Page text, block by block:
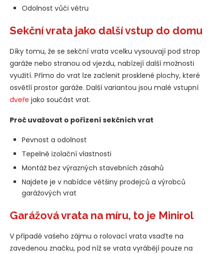
Odolnost vůči větru
Sekční vrata jako další vstup do domu
Díky tomu, že se sekční vrata vcelku vysouvají pod strop
garáže nebo stranou od vjezdu, nabízejí další možnosti
využití. Přímo do vrat lze začlenit prosklené plochy, které
osvětlí prostor garáže. Další variantou jsou malé vstupní
dveře jako součást vrat.
Proč uvažovat o pořízení sekčních vrat
Pevnost a odolnost
Tepelně izolační vlastnosti
Montáž bez výrazných stavebních zásahů
Najdete je v nabídce většiny prodejců a výrobců
garážových vrat
Garážová vrata na míru, to je Minirol
V případě vašeho zájmu o rolovací vrata vsaďte na
zavedenou značku, pod níž se vrata vyrábějí pouze na